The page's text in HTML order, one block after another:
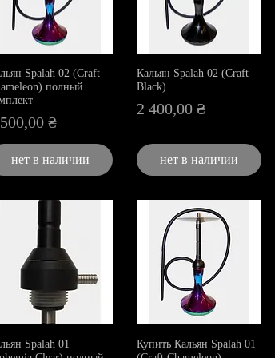
Spalah 02 (Craft
полный
₴
нет в наличии
Кальян Spalah 02 (Craft
Black)
Цена
2 400,00 ₴
нет в наличии
Spalah 01
Купить Кальян Spalah 01